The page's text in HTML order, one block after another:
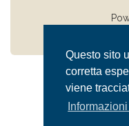
Questo sito
corretta
viene